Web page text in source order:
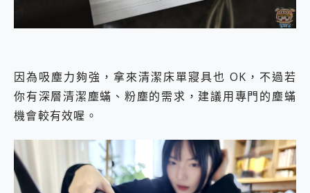
因為吸塵力夠強，拿來清潔床單寢具也 OK，不過若
你有深層清潔塵蟎、粉塵的需求，建議用專門的塵蟎
機會較有效喔。